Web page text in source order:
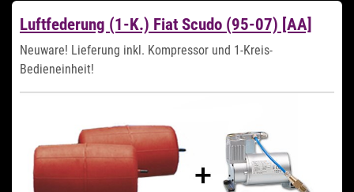
Luftfederung (1-K.) Fiat Scudo (95-07) [AA]
Neuware! Lieferung inkl. Kompressor und 1-Kreis-
Bedieneinheit!